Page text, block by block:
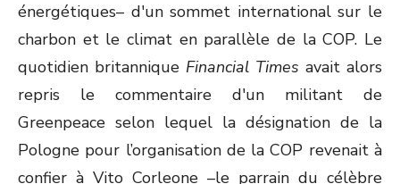
énergétiques– d'un sommet international sur le
charbon et le climat en parallèle de la COP. Le
quotidien britannique Financial Times avait alors
repris le commentaire d'un militant de
Greenpeace selon lequel la désignation de la
Pologne pour l’organisation de la COP revenait à
confier à Vito Corleone –le parrain du célèbre